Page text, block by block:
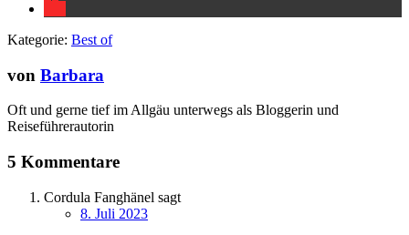
Kategorie: Best of
von Barbara
Oft und gerne tief im Allgäu unterwegs als Bloggerin und
Reiseführerautorin
5 Kommentare
Cordula Fanghänel sagt
8. Juli 2023